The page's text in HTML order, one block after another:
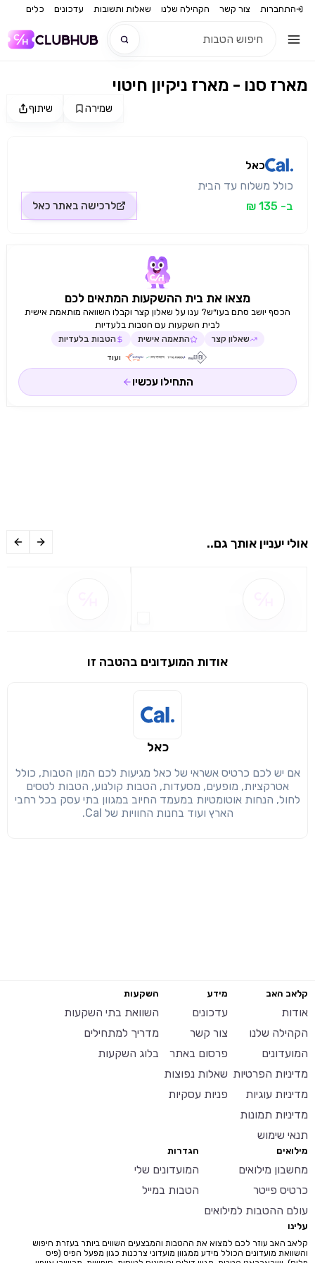
התחברות צור קשר הקהילה שלנו שאלות ותשובות עדכונים כלים
שיתוף
שימו לב!
הבנתי, המשך לאתר
שיתוף שמירה
מארז סנו - מארז ניקיון חיטוי
כאל
כולל משלוח עד הבית
ב- 135 ₪
לרכישה באתר כאל
מצאו את בית ההשקעות המתאים לכם
הכסף יושב סתם בעו״ש? ענו על שאלון קצר וקבלו השוואה מותאמת אישית
לבית השקעות עם הטבות בלעדיות
שאלון קצר התאמה אישית הטבות בלעדיות
ועוד
התחילו עכשיו
אולי יעניין אותך גם..
אודות המועדונים בהטבה זו
כאל
אם יש לכם כרטיס אשראי של כאל מגיעות לכם המון הטבות, כולל
אטרקציות, מופעים, מסעדות, הטבות קולנוע, הטבות לטסים
לחול, הנחות אוטומטיות במעמד החיוב במגוון בתי עסק בכל רחבי
הארץ ועוד בחנות החוויות של Cal.
קלאב האב
אודות
הקהילה שלנו
המועדונים
מדיניות הפרטיות
מדיניות עוגיות
מדיניות תמונות
תנאי שימוש
מידע
עדכונים
צור קשר
פרסום באתר
שאלות נפוצות
פניות עסקיות
השקעות
השוואת בתי השקעות
מדריך למתחילים
בלוג השקעות
מילואים
מחשבון מילואים
כרטיס פייטר
עולם ההטבות למילואים
הגדרות
המועדונים שלי
הטבות במייל
עלינו
קלאב האב עוזר לכם למצוא את ההטבות והמבצעים השווים ביותר בעזרת חיפוש
והשוואת מועדונים הכולל מידע ממגוון מועדוני צרכנות כגון מפעל הפיס (פיס